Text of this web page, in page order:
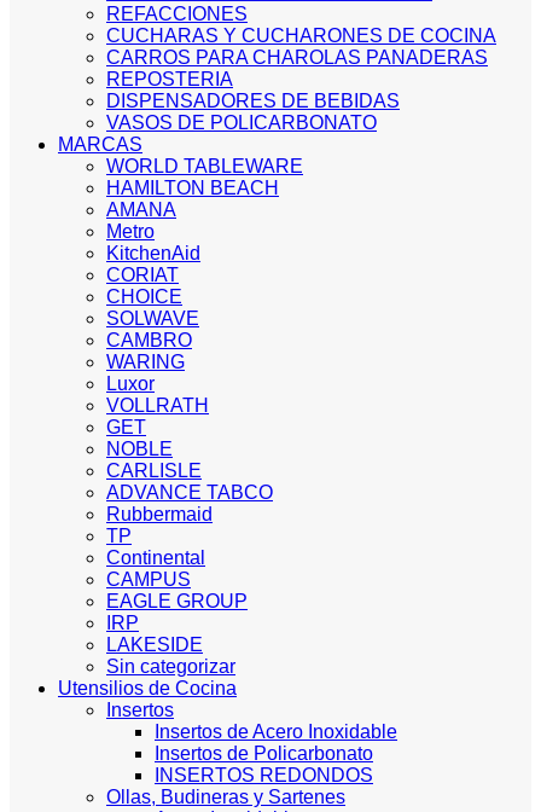
REFACCIONES
CUCHARAS Y CUCHARONES DE COCINA
CARROS PARA CHAROLAS PANADERAS
REPOSTERIA
DISPENSADORES DE BEBIDAS
VASOS DE POLICARBONATO
MARCAS
WORLD TABLEWARE
HAMILTON BEACH
AMANA
Metro
KitchenAid
CORIAT
CHOICE
SOLWAVE
CAMBRO
WARING
Luxor
VOLLRATH
GET
NOBLE
CARLISLE
ADVANCE TABCO
Rubbermaid
TP
Continental
CAMPUS
EAGLE GROUP
IRP
LAKESIDE
Sin categorizar
Utensilios de Cocina
Insertos
Insertos de Acero Inoxidable
Insertos de Policarbonato
INSERTOS REDONDOS
Ollas, Budineras y Sartenes